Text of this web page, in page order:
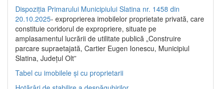
Dispoziția Primarului Municipiului Slatina nr. 1458 din
20.10.2025- exproprierea imobilelor proprietate privată, care
constituie coridorul de expropriere, situate pe
amplasamentul lucrării de utilitate publică „Construire
parcare supraetajată, Cartier Eugen Ionescu, Municipiul
Slatina, Județul Olt”
Tabel cu imobilele și cu proprietarii